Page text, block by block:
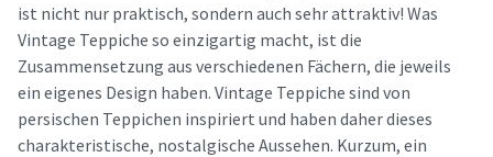
ist nicht nur praktisch, sondern auch sehr attraktiv! Was
Vintage Teppiche so einzigartig macht, ist die
Zusammensetzung aus verschiedenen Fächern, die jeweils
ein eigenes Design haben. Vintage Teppiche sind von
persischen Teppichen inspiriert und haben daher dieses
charakteristische, nostalgische Aussehen. Kurzum, ein